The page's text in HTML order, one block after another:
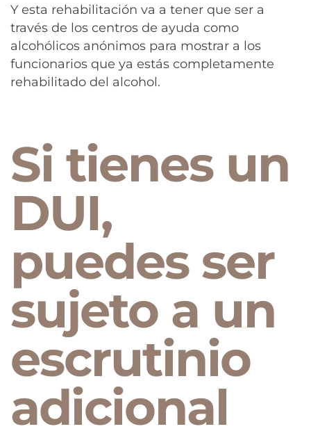
Y esta rehabilitación va a tener que ser a
través de los centros de ayuda como
alcohólicos anónimos para mostrar a los
funcionarios que ya estás completamente
rehabilitado del alcohol.
Si tienes un
DUI,
puedes ser
sujeto a un
escrutinio
adicional